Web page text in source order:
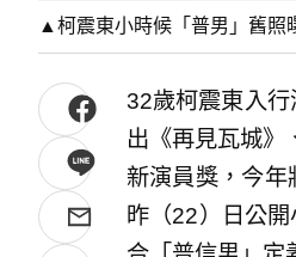
▲柯震東小時候「普男」舊照
32歲柯震東入
出《再見瓦城》
新演員獎，今年
昨（22）日公